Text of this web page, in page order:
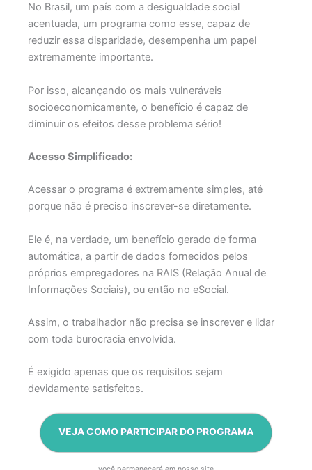
No Brasil, um país com a desigualdade social
acentuada, um programa como esse, capaz de
reduzir essa disparidade, desempenha um papel
extremamente importante.
Por isso, alcançando os mais vulneráveis
socioeconomicamente, o benefício é capaz de
diminuir os efeitos desse problema sério!
Acesso Simplificado:
Acessar o programa é extremamente simples, até
porque não é preciso inscrever-se diretamente.
Ele é, na verdade, um benefício gerado de forma
automática, a partir de dados fornecidos pelos
próprios empregadores na RAIS (Relação Anual de
Informações Sociais), ou então no eSocial.
Assim, o trabalhador não precisa se inscrever e lidar
com toda burocracia envolvida.
É exigido apenas que os requisitos sejam
devidamente satisfeitos.
VEJA COMO PARTICIPAR DO PROGRAMA